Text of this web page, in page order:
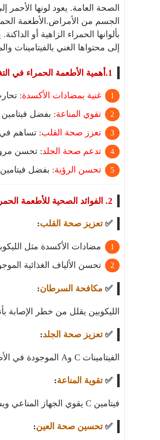
الصحة العامة. يعود لونها
الجسم من الأمراض.الأطعمة
بألوانها الحمراء الزاهية أو
إلى محتواها الغني بالفيتامينات
1. أهمية الأطعمة الحمراء في
غنية بمضادات الأكسدة:
تقوي المناعة: بفضل فيتامين C الموجود في العديد من الأطعمة الحمراء.
تعزز صحة القلب: تساهم في
تدعم صحة الجلد: تحسن
تحسن الرؤية: بفضل فيتامين A والبيتا كاروتين الموجود في بعض الخضروات الحمراء.
2. الفوائد الصحية للأطعمة الحمراء:
✅تعزيز صحة القلب:
مضادات الأكسدة مثل
تحسن الألياف الغذائية
✅ مكافحة السرطان:
الليكوبين يقلل من خطر الإصابة
✅تعزيز صحة الجلد:
الفيتامينات C وA الموجودة في الأطعمة الحمراء تساعد في تعزيز صحة البشرة وحمايتها من التجاعيد.
✅تقوية المناعة:
فيتامين C يقوي الجهاز المناعي ويساعد في مكافحة الالتهابات.
✅تحسين صحة العين: